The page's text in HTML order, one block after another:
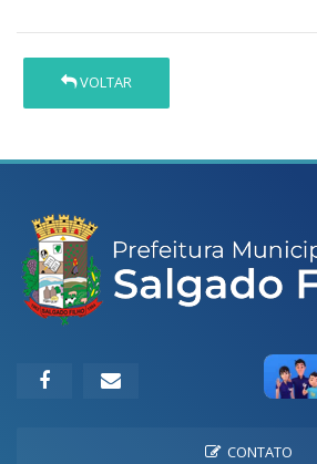
VOLTAR
CONTATO